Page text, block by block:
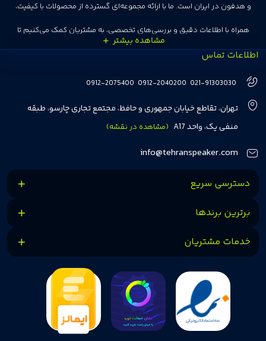
و هدفون در ایران است. ما با ارائه مجموعه‌ای گسترده از محصولات با کیفیت،
همراه با اطلاعات دقیق و بررسی‌های تخصصی، به مشتریان کمک می‌کنیم تا
انتخاب‌های درست و هوشمندانه‌ای داشته باشند. تهران اسپیکر با تجربه‌ای بیش از
هفت سال در این زمینه، بر ایجاد تجربه خریدی آسان، سریع و مطمئن تمرکز دارد تا
مشتریان بتوانند با خیالی آسوده از انتخاب خود لذت ببرند. ما به رضایت و اعتماد
مشتریان اهمیت می‌دهیم و همواره در تلاشیم تا بهترین‌ها را برای آن‌ها فراهم
کنیم.
اطلاعات تماس
021-91303030
0912-2040200
0912-2075400
تهران، تقاطع خیابان جمهوری و حافظ، مجتمع تجاری چارسو، طبقه
منفی یک، واحد A17
(مشاهده در نقشه)
info@tehranspeaker.com
دسترسی سریع
برترین برندها
خدمات مشتریان